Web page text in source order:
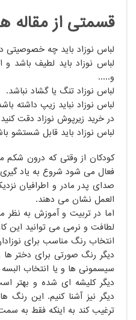
قسمتی از مقاله
لباس نوزاد باید چه خصوصیتی
لباس نوزاد باید لطیف باشد و
و.....
لباس نوزاد تنگ یا گشاد نباشد.
لباس نوزاد نباید زیپ داشته
در خرید زیرپوش نوزاد دقت
لباس نوزاد باید قابل شستشو
کودکان از وقتی که درون
فعال می شود شروع به یاد
صدای پدر مادر و اطرافیان
العمل نشان می دهند.
اما در تربیت و آموزش به نظر
لطافت و نرمی می توانید این
انتخاب رنگ مناسب برای
دیگر رنگ صورتی برای دختر
سیسمونی ها و یا انتخاب
دیگر کلیشه ای شده و بهتر
دیگر نیز آشنا کنیم. این رنگ
ترغیب کند به اینکه فقط به